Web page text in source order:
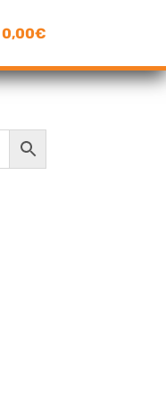
0,00€